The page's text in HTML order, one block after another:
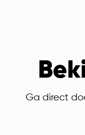
Ga direct